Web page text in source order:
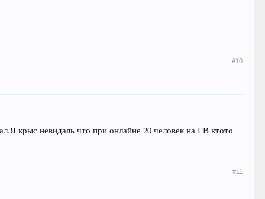
#10
крыс невидаль что при онлайне 20 человек на ГВ ктото
#11